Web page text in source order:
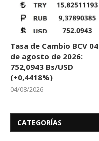
Tasa de Cambio BCV 04
de agosto de 2026:
752,0943 Bs/USD
(+0,4418%)
04/08/2026
CATEGORÍAS